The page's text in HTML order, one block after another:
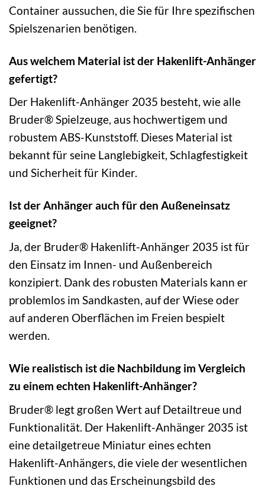
Container aussuchen, die Sie für Ihre spezifischen
Spielszenarien benötigen.
Aus welchem Material ist der Hakenlift-Anhänger
gefertigt?
Der Hakenlift-Anhänger 2035 besteht, wie alle
Bruder® Spielzeuge, aus hochwertigem und
robustem ABS-Kunststoff. Dieses Material ist
bekannt für seine Langlebigkeit, Schlagfestigkeit
und Sicherheit für Kinder.
Ist der Anhänger auch für den Außeneinsatz
geeignet?
Ja, der Bruder® Hakenlift-Anhänger 2035 ist für
den Einsatz im Innen- und Außenbereich
konzipiert. Dank des robusten Materials kann er
problemlos im Sandkasten, auf der Wiese oder
auf anderen Oberflächen im Freien bespielt
werden.
Wie realistisch ist die Nachbildung im Vergleich
zu einem echten Hakenlift-Anhänger?
Bruder® legt großen Wert auf Detailtreue und
Funktionalität. Der Hakenlift-Anhänger 2035 ist
eine detailgetreue Miniatur eines echten
Hakenlift-Anhängers, die viele der wesentlichen
Funktionen und das Erscheinungsbild des